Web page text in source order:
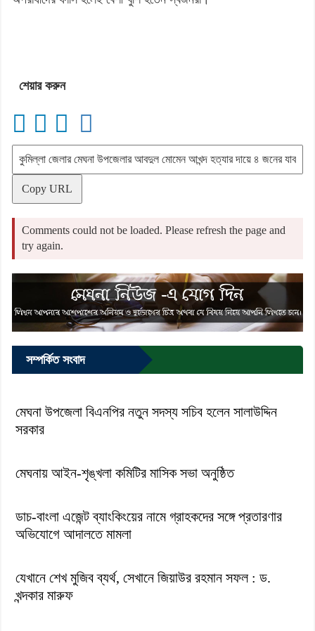
শেয়ার করুন
Copy URL
Comments could not be loaded. Please refresh the page and
try again.
সম্পর্কিত সংবাদ
মেঘনা উপজেলা বিএনপির নতুন সদস্য সচিব হলেন সালাউদ্দিন
সরকার
মেঘনায় আইন-শৃঙ্খলা কমিটির মাসিক সভা অনুষ্ঠিত
ডাচ-বাংলা এজেন্ট ব্যাংকিংয়ের নামে গ্রাহকদের সঙ্গে প্রতারণার
অভিযোগে আদালতে মামলা
যেখানে শেখ মুজিব ব্যর্থ, সেখানে জিয়াউর রহমান সফল : ড.
খন্দকার মারুফ